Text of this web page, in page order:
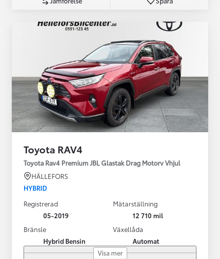
Toyota RAV4
Toyota Rav4 Premium JBL Glastak Drag Motorv Vhjul
HÄLLEFORS
HYBRID
Registrerad
05-2019
Mätarställning
12 710 mil
Bränsle
Hybrid Bensin
Växellåda
Automat
Visa mer